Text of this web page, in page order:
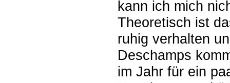
kann ich mich
Theoretisch ist
ruhig verhalten
Deschamps
im Jahr für ein